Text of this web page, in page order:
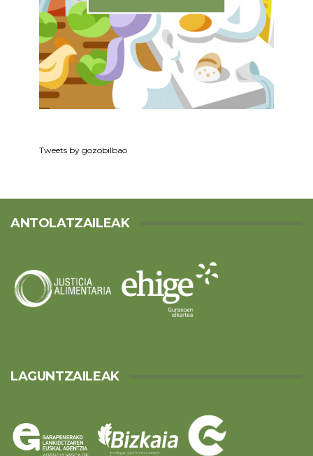
Tweets by gozobilbao
ANTOLATZAILEAK
LAGUNTZAILEAK